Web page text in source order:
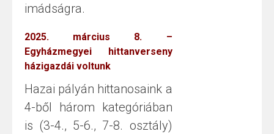
imádságra.
2025. március 8. –
Egyházmegyei hittanverseny
házigazdái voltunk
Hazai pályán hittanosaink a
4-ből három kategóriában
is (3-4., 5-6., 7-8. osztály)